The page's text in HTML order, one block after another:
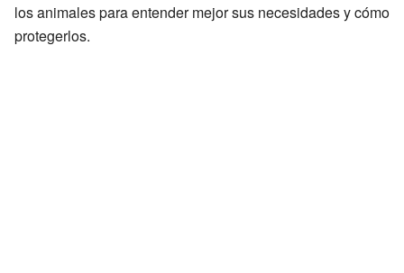
los animales para entender mejor sus necesidades y cómo
protegerlos.